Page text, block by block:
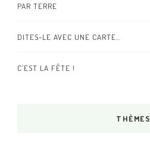
PAR TERRE
DITES-LE AVEC UNE CARTE…
C’EST LA FÊTE !
THÈMES